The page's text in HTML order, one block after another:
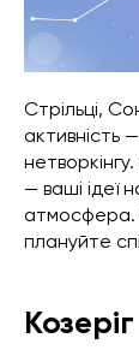
Стрільці,
активність
— ваші ідеї
атмосфера.
плануйте